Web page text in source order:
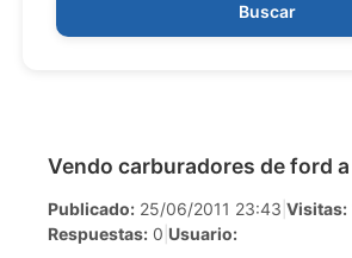
Vendo carburadores de ford a
Publicado: 25/06/2011 23:43 Visitas:
Respuestas: 0 Usuario:
Buscar